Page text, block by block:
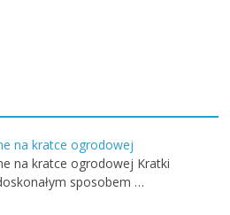
na kratce ogrodowej
na kratce ogrodowej Kratki
sposobem …